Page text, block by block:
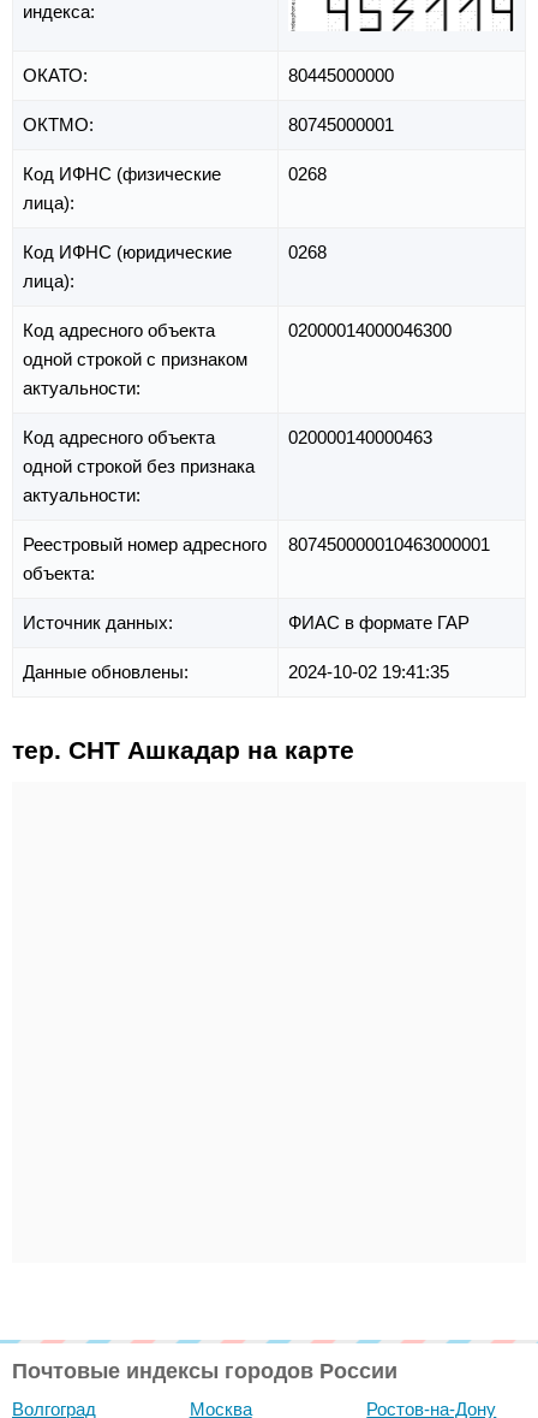
индекса:
ОКАТО: 80445000000
ОКТМО: 80745000001
Код ИФНС (физические
лица):
0268
Код ИФНС (юридические
лица):
0268
Код адресного объекта
одной строкой с признаком
актуальности:
02000014000046300
Код адресного объекта
одной строкой без признака
актуальности:
020000140000463
Реестровый номер адресного
объекта:
807450000010463000001
Источник данных: ФИАС в формате ГАР
Данные обновлены: 2024-10-02 19:41:35
тер. СНТ Ашкадар на карте
Почтовые индексы городов России
Волгоград Москва Ростов-на-Дону